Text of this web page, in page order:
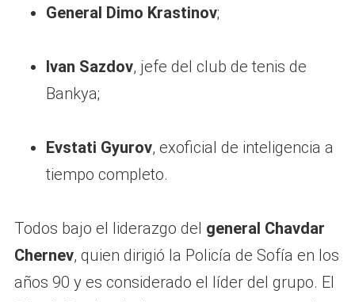
General Dimo Krastinov;
Ivan Sazdov, jefe del club de tenis de
Bankya;
Evstati Gyurov, exoficial de inteligencia a
tiempo completo.
Todos bajo el liderazgo del general Chavdar
Chernev, quien dirigió la Policía de Sofía en los
años 90 y es considerado el líder del grupo. El